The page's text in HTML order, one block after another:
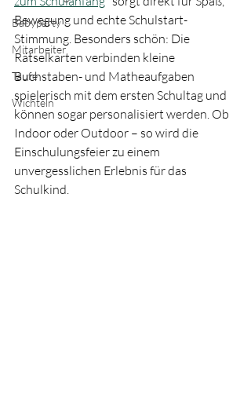
Babyparty
Mitarbeiter
Taufe
Wichteln
Bewegung und echte Schulstart-
Stimmung. Besonders schön: Die
Rätselkarten verbinden kleine
Buchstaben- und Matheaufgaben
spielerisch mit dem ersten Schultag und
können sogar personalisiert werden. Ob
Indoor oder Outdoor – so wird die
Einschulungsfeier zu einem
unvergesslichen Erlebnis für das
Schulkind.